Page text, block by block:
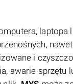
laptopa
i
awarie sprzętu